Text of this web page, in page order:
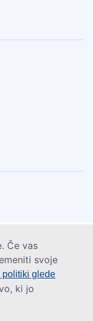
Če vas
svoje
politiki glede
ki jo